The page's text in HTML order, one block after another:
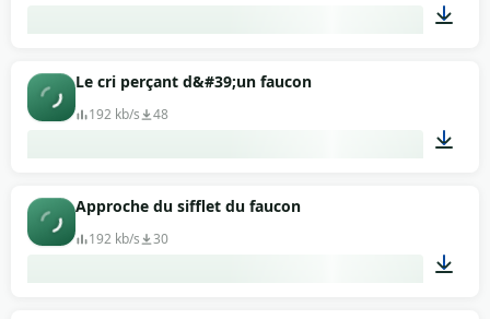
Le cri perçant d&#39;un faucon
192 kb/s 48
Approche du sifflet du faucon
192 kb/s 30